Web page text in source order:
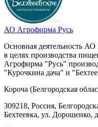
АО Агрофирма Русь
Основная деятельность
в целях производства
Агрофирма "Русь"
"Курочкина дача" и
Короча (Белгородская
309218, Россия,
Бехтеевка, ул. Дорошенко,